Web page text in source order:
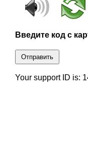
Введите код с
Отправить
Your support ID is: